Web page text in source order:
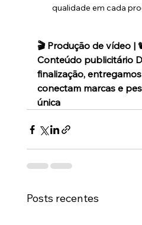
qualidade em cada
🎬 Produção de vídeo |
Conteúdo publicitário
finalização,
conectam marcas e
única
Posts recentes